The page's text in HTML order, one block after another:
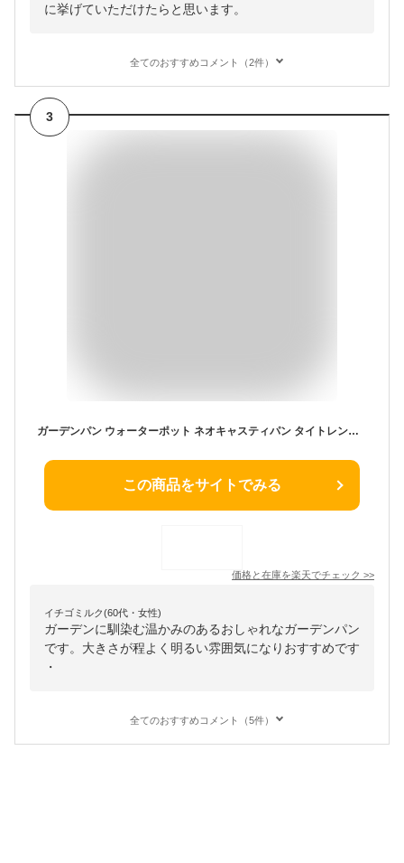
に挙げていただけたらと思います。
全てのおすすめコメント（2件）
3
ガーデンパン ウォーターポット ネオキャスティパン タイトレンガタイプ ユニソン ウォーターポット水受け 外 水道 おしゃれ シンプル 庭 玄関 水回り 可愛い かわいい クール 新居 リフォーム 新築 プレゼント お祝い
この商品をサイトでみる
価格と在庫を楽天でチェック >>
イチゴミルク(60代・女性)
ガーデンに馴染む温かみのあるおしゃれなガーデンパン
です。大きさが程よく明るい雰囲気になりおすすめです
・
全てのおすすめコメント（5件）